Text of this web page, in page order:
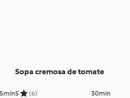
Sopa cremosa de tomate
5 (6) 30min